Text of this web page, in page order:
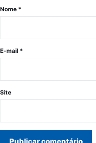
Nome *
E-mail *
Site